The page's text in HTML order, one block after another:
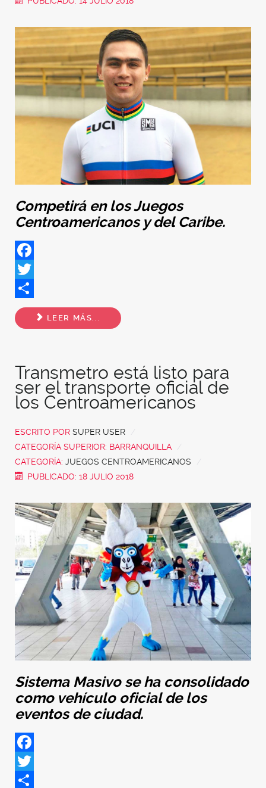
Competirá en los Juegos
Centroamericanos y del Caribe.
Facebook
Twitter
Share
LEER MÁS...
Transmetro está listo para
ser el transporte oficial de
los Centroamericanos
ESCRITO POR SUPER USER
CATEGORÍA SUPERIOR: BARRANQUILLA
CATEGORÍA: JUEGOS CENTROAMERICANOS
PUBLICADO: 18 JULIO 2018
Sistema Masivo se ha consolidado
como vehículo oficial de los
eventos de ciudad.
Facebook
Twitter